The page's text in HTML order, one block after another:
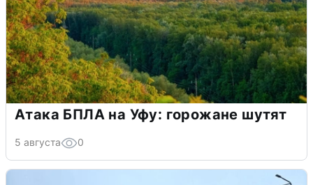
Атака БПЛА на Уфу: горожане шутят
5 августа 0